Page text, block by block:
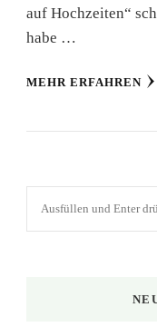
auf Hochzeiten“
habe …
MEHR ERFAHREN